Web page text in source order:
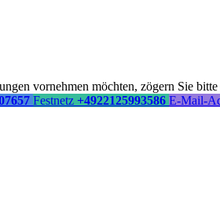
vornehmen möchten, zögern Sie
Festnetz +4922125993586 E-Mail-